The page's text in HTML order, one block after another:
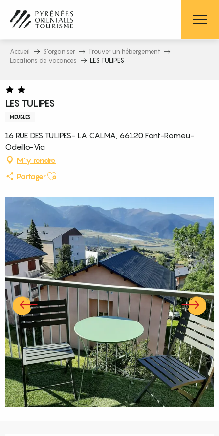
contenu
principal
Accueil S’organiser
Trouver un hébergement
Locations de vacances
LES TULIPES
LES TULIPES
MEUBLÉS
16 RUE DES TULIPES- LA CALMA, 66120 Font-Romeu-
Odeillo-Via
M'y rendre
PartagerAjouter aux favoris